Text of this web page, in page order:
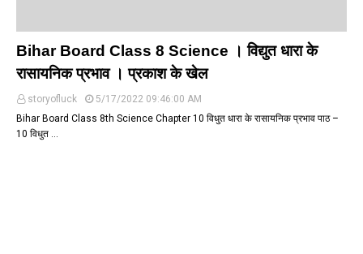
Bihar Board Class 8 Science । विद्युत धारा के
रासायनिक प्रभाव । प्रकाश के खेल
storyofluck
5/17/2022 09:46:00 AM
Bihar Board Class 8th Science Chapter 10 विधुत धारा के रासायनिक प्रभाव पाठ –
10 विधुत …